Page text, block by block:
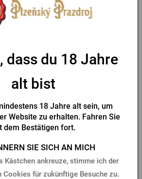
Vorrätig > 10 Stk.
18,78 €
dass du 18 Jahre
alt bist
18 Jahre alt sein, um
Website zu erhalten. Fahren Sie
dem Bestätigen fort.
SIE SICH AN MICH
Kästchen ankreuze, stimme ich der
Cookies für zukünftige Besuche zu.